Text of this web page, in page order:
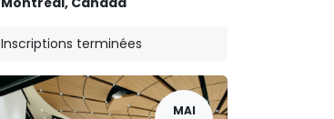
Inscriptions terminées
MAI